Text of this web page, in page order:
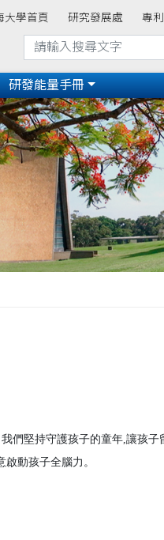
大學首頁 研究發展處 專
研發能量手冊
們堅持守護孩子的童年,讓孩子
動孩子全腦力。